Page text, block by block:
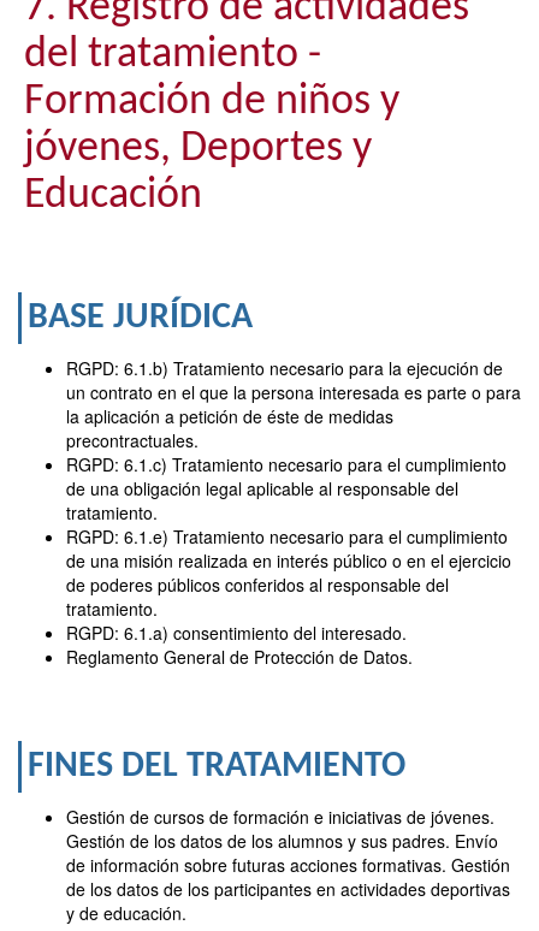
del tratamiento -
Formación de niños y
jóvenes, Deportes y
Educación
BASE JURÍDICA
RGPD: 6.1.b) Tratamiento necesario para la ejecución de
un contrato en el que la persona interesada es parte o para
la aplicación a petición de éste de medidas
precontractuales.
RGPD: 6.1.c) Tratamiento necesario para el cumplimiento
de una obligación legal aplicable al responsable del
tratamiento.
RGPD: 6.1.e) Tratamiento necesario para el cumplimiento
de una misión realizada en interés público o en el ejercicio
de poderes públicos conferidos al responsable del
tratamiento.
RGPD: 6.1.a) consentimiento del interesado.
Reglamento General de Protección de Datos.
FINES DEL TRATAMIENTO
Gestión de cursos de formación e iniciativas de jóvenes.
Gestión de los datos de los alumnos y sus padres. Envío
de información sobre futuras acciones formativas. Gestión
de los datos de los participantes en actividades deportivas
y de educación.